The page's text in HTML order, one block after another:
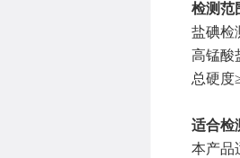
检测范
盐碘检
高锰酸
总硬度
适合检
本产品